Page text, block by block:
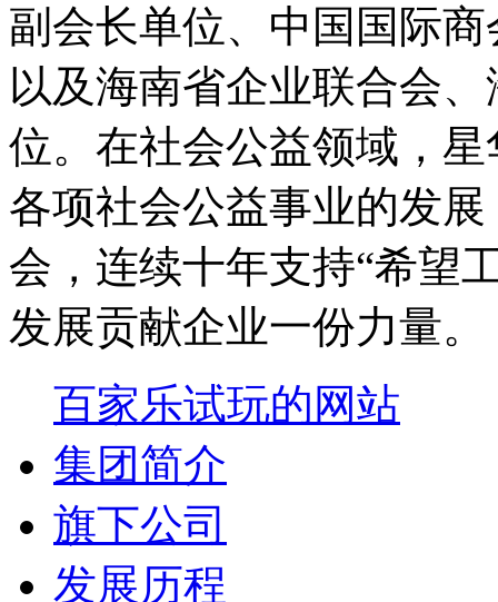
副会长单位、中国国际
以及海南省企业联合会
位。在社会公益领域，
各项社会公益事业的发
会，连续十年支持“希望
发展贡献企业一份力量。
百家乐试玩的网站
集团简介
旗下公司
发展历程